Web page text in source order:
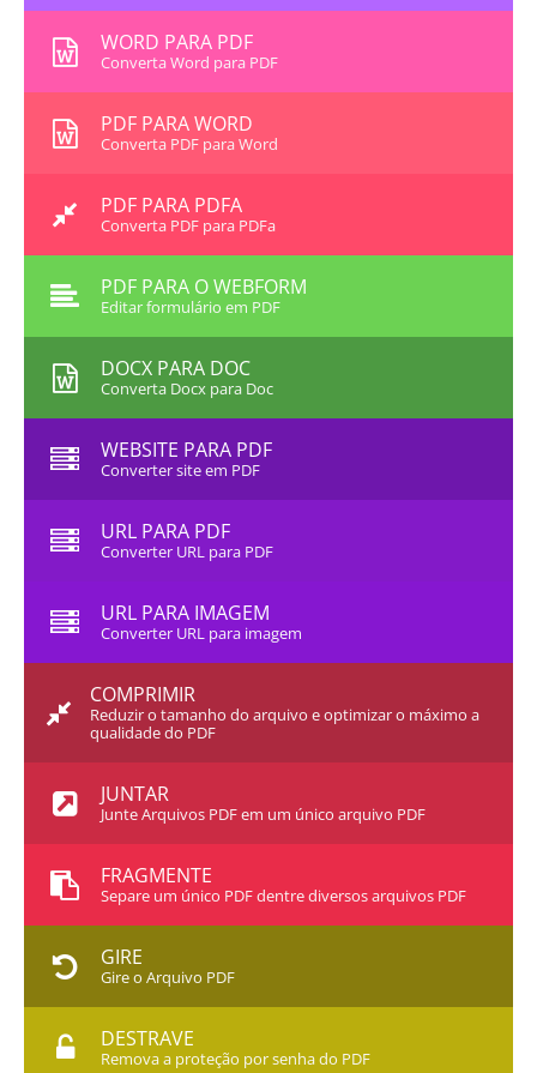
WORD PARA PDF
Converta Word para PDF
PDF PARA WORD
Converta PDF para Word
PDF PARA PDFA
Converta PDF para PDFa
PDF PARA O WEBFORM
Editar formulário em PDF
DOCX PARA DOC
Converta Docx para Doc
WEBSITE PARA PDF
Converter site em PDF
URL PARA PDF
Converter URL para PDF
URL PARA IMAGEM
Converter URL para imagem
COMPRIMIR
Reduzir o tamanho do arquivo e optimizar o máximo a
qualidade do PDF
JUNTAR
Junte Arquivos PDF em um único arquivo PDF
FRAGMENTE
Separe um único PDF dentre diversos arquivos PDF
GIRE
Gire o Arquivo PDF
DESTRAVE
Remova a proteção por senha do PDF